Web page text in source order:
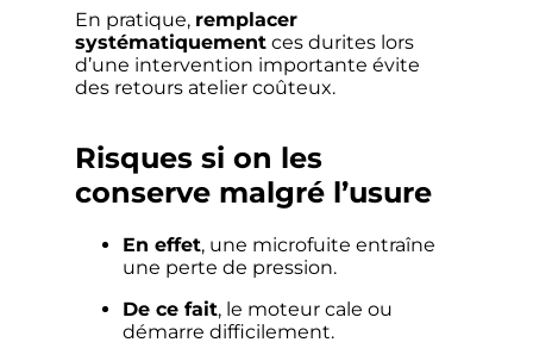
En pratique, remplacer
systématiquement ces durites lors
d’une intervention importante évite
des retours atelier coûteux.
Risques si on les
conserve malgré l’usure
En effet, une microfuite entraîne
une perte de pression.
De ce fait, le moteur cale ou
démarre difficilement.